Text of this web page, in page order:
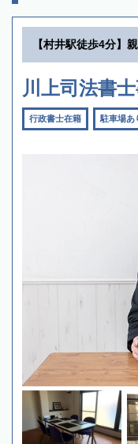
【村井駅徒歩4分】
川上司法書
行政書士在籍 駐車場あ